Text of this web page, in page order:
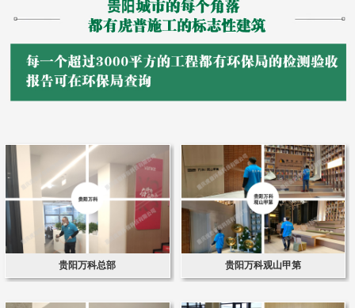
贵阳万科总部 贵阳万科观山甲第